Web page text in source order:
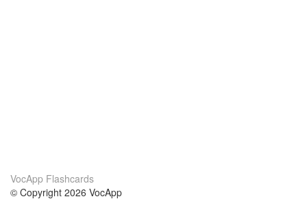
VocApp Flashcards
© Copyright 2026 VocApp